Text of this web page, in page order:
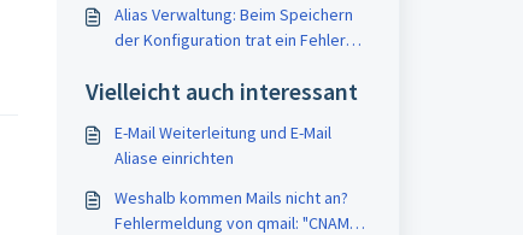
Alias Verwaltung: Beim Speichern
der Konfiguration trat ein Fehler
Vielleicht auch interessant
E-Mail Weiterleitung und E-Mail
Aliase einrichten
Weshalb kommen Mails nicht an?
Fehlermeldung von qmail: "CNAME